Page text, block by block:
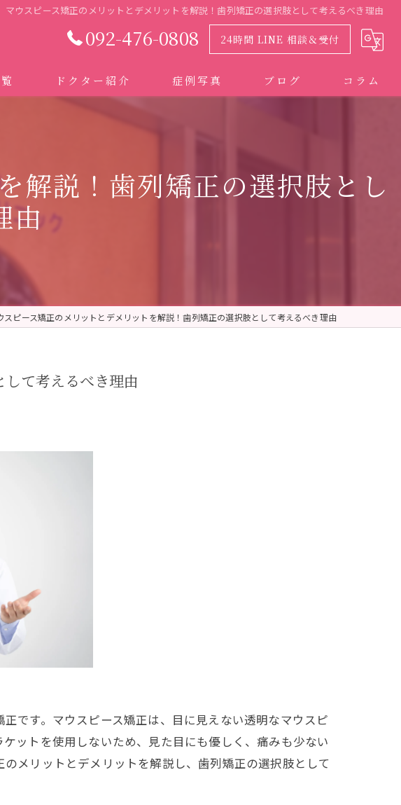
マウスピース矯正のメリットとデメリットを解説！歯列矯正の選択肢として考えるべき理由
092-476-0808 24時間 LINE 相談＆受付
ブラシ
ドクター紹介 症例写真 ブログ コラム
解説！歯列矯正の選択肢とし
由
スピース矯正のメリットとデメリットを解説！歯列矯正の選択肢として考えるべき理由
て考えるべき理由
です。マウスピース矯正は、目に見えない透明なマウスピ
ットを使用しないため、見た目にも優しく、痛みも少ない
メリットとデメリットを解説し、歯列矯正の選択肢として